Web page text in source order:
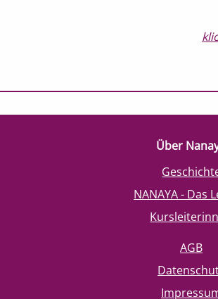
Über
NANAYA - Das
AGB